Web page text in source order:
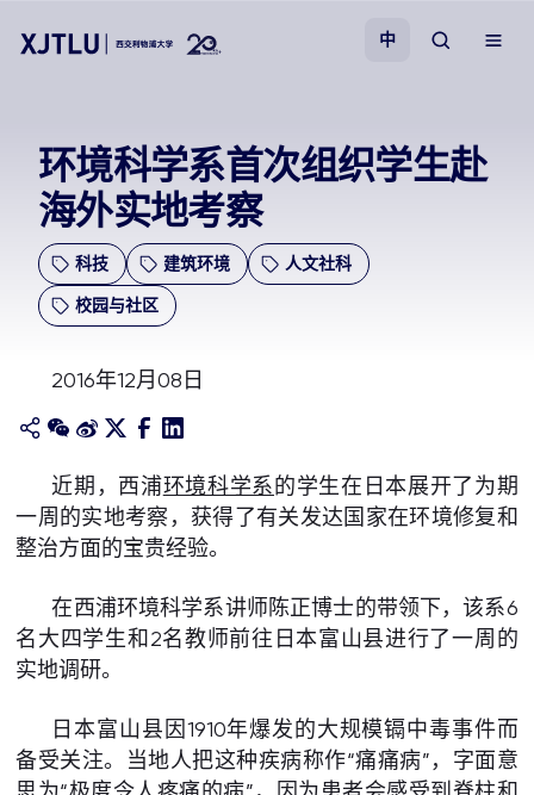
招生
科研
校园生活
关于我们
中
环境科学系首次组织学生赴
海外实地考察
科技 建筑环境 人文社科
校园与社区
2016年12月08日
近期，西浦环境科学系的学生在日本展开了为期
一周的实地考察，获得了有关发达国家在环境修复和
整治方面的宝贵经验。
在西浦环境科学系讲师陈正博士的带领下，该系6
名大四学生和2名教师前往日本富山县进行了一周的
实地调研。
日本富山县因1910年爆发的大规模镉中毒事件而
备受关注。当地人把这种疾病称作“痛痛病”，字面意